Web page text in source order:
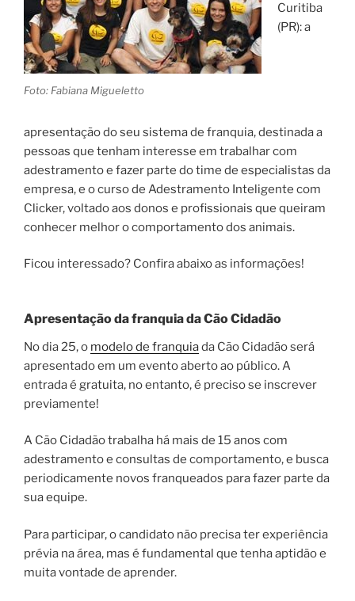
Foto: Fabiana Migueletto
Curitiba
(PR): a
apresentação do seu sistema de franquia, destinada a
pessoas que tenham interesse em trabalhar com
adestramento e fazer parte do time de especialistas da
empresa, e o curso de Adestramento Inteligente com
Clicker, voltado aos donos e profissionais que queiram
conhecer melhor o comportamento dos animais.
Ficou interessado? Confira abaixo as informações!
Apresentação da franquia da Cão Cidadão
No dia 25, o modelo de franquiada Cão Cidadão será
apresentado em um evento aberto ao público. A
entrada é gratuita, no entanto, é preciso se inscrever
previamente!
A Cão Cidadão trabalha há mais de 15 anos com
adestramento e consultas de comportamento, e busca
periodicamente novos franqueados para fazer parte da
sua equipe.
Para participar, o candidato não precisa ter experiência
prévia na área, mas é fundamental que tenha aptidão e
muita vontade de aprender.